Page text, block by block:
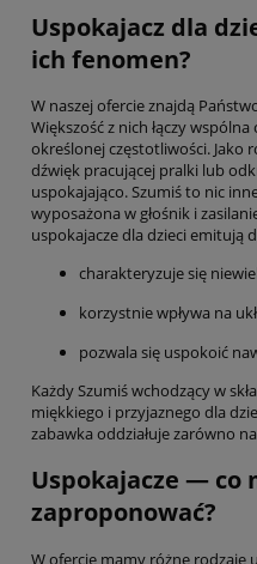
Uspokajacz dla
ich fenomen?
W naszej ofercie znajdą
Większość z nich łączy
określonej częstotliwości. Jako
dźwięk pracującej pralki lub
uspokajająco. Szumiś to nic
wyposażona w głośnik i
uspokajacze dla dzieci emitują
charakteryzuje się
korzystnie wpływa na
pozwala się uspokoić
Każdy Szumiś wchodzący w
miękkiego i przyjaznego dla
zabawka oddziałuje zarówno
Uspokajacze — co
zaproponować?
W ofercie mamy różne rodzaje